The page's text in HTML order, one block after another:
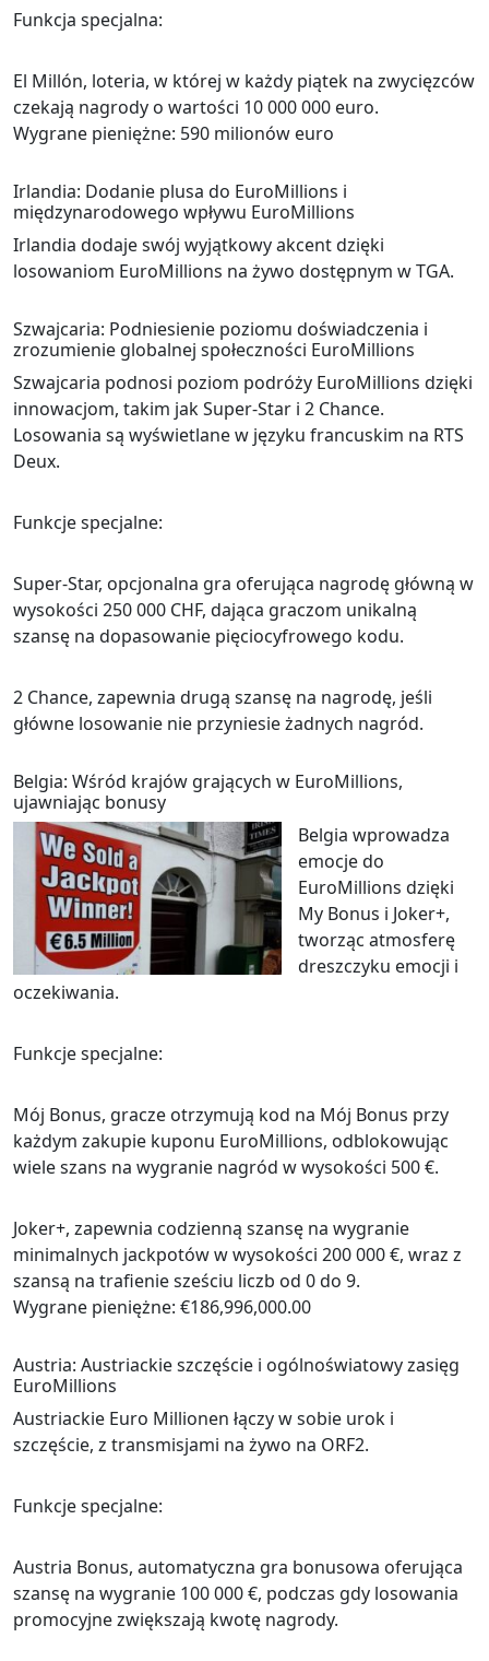
Funkcja specjalna:
El Millón, loteria, w której w każdy piątek na zwycięzców
czekają nagrody o wartości 10 000 000 euro.
Wygrane pieniężne: 590 milionów euro
Irlandia: Dodanie plusa do EuroMillions i
międzynarodowego wpływu EuroMillions
Irlandia dodaje swój wyjątkowy akcent dzięki
losowaniom EuroMillions na żywo dostępnym w TGA.
Szwajcaria: Podniesienie poziomu doświadczenia i
zrozumienie globalnej społeczności EuroMillions
Szwajcaria podnosi poziom podróży EuroMillions dzięki
innowacjom, takim jak Super-Star i 2 Chance.
Losowania są wyświetlane w języku francuskim na RTS
Deux.
Funkcje specjalne:
Super-Star, opcjonalna gra oferująca nagrodę główną w
wysokości 250 000 CHF, dająca graczom unikalną
szansę na dopasowanie pięciocyfrowego kodu.
2 Chance, zapewnia drugą szansę na nagrodę, jeśli
główne losowanie nie przyniesie żadnych nagród.
Belgia: Wśród krajów grających w EuroMillions,
ujawniając bonusy
Belgia wprowadza
emocje do
EuroMillions dzięki
My Bonus i Joker+,
tworząc atmosferę
dreszczyku emocji i
oczekiwania.
Funkcje specjalne:
Mój Bonus, gracze otrzymują kod na Mój Bonus przy
każdym zakupie kuponu EuroMillions, odblokowując
wiele szans na wygranie nagród w wysokości 500 €.
Joker+, zapewnia codzienną szansę na wygranie
minimalnych jackpotów w wysokości 200 000 €, wraz z
szansą na trafienie sześciu liczb od 0 do 9.
Wygrane pieniężne: €186,996,000.00
Austria: Austriackie szczęście i ogólnoświatowy zasięg
EuroMillions
Austriackie Euro Millionen łączy w sobie urok i
szczęście, z transmisjami na żywo na ORF2.
Funkcje specjalne:
Austria Bonus, automatyczna gra bonusowa oferująca
szansę na wygranie 100 000 €, podczas gdy losowania
promocyjne zwiększają kwotę nagrody.